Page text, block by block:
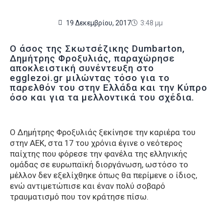
19 Δεκεμβρίου, 2017 3:48 μμ
Ο άσος της Σκωτσέζικης Dumbarton,
Δημήτρης Φροξυλιάς, παραχώρησε
αποκλειστική συνέντευξη στο
egglezoi.gr μιλώντας τόσο για το
παρελθόν του στην Ελλάδα και την Κύπρο
όσο και για τα μελλοντικά του σχέδια.
Ο Δημήτρης Φροξυλιάς ξεκίνησε την καριέρα του
στην ΑΕΚ, στα 17 του χρόνια έγινε ο νεότερος
παίχτης που φόρεσε την φανέλα της ελληνικής
ομάδας σε ευρωπαϊκή διοργάνωση, ωστόσο το
μέλλον δεν εξελίχθηκε όπως θα περίμενε ο ίδιος,
ενώ αντιμετώπισε και έναν πολύ σοβαρό
τραυματισμό που τον κράτησε πίσω.